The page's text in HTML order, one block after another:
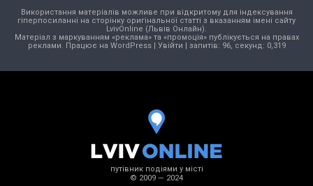
Використання матеріалів можливе при відкритому для індексування
гіперпосиланні на сторінку оригінальної статті з вказанням імені сайту
LvivOnline (Львів Онлайн).
Матеріал з маркуванням «реклама» та «промоція» публікується на правах
реклами. Працює на WordPress| Увійти | запитів: 96, секунд: 0,319
путівник подіями у місті
© 2009 — 2024